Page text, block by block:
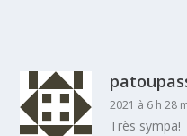
2021 à 6 h 28
Très sympa!